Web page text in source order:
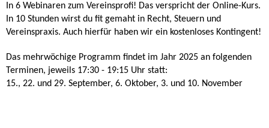
In 6 Webinaren zum Vereinsprofi! Das verspricht der Online-Kurs.
In 10 Stunden wirst du fit gemaht in Recht, Steuern und
Vereinspraxis. Auch hierfür haben wir ein kostenloses Kontingent!
Das mehrwöchige Programm findet im Jahr 2025 an folgenden
Terminen, jeweils 17:30 - 19:15 Uhr statt:
15., 22. und 29. September, 6. Oktober, 3. und 10. November